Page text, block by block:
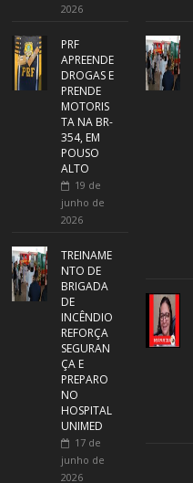
2026
PRF
APREENDE
DROGAS E
PRENDE
MOTORIS
TA NA BR-
354, EM
POUSO
ALTO
19 de
junho de
2026
TREINAME
NTO DE
BRIGADA
DE
INCÊNDIO
REFORÇA
SEGURAN
ÇA E
PREPARO
NO
HOSPITAL
UNIMED
17 de
junho de
2026